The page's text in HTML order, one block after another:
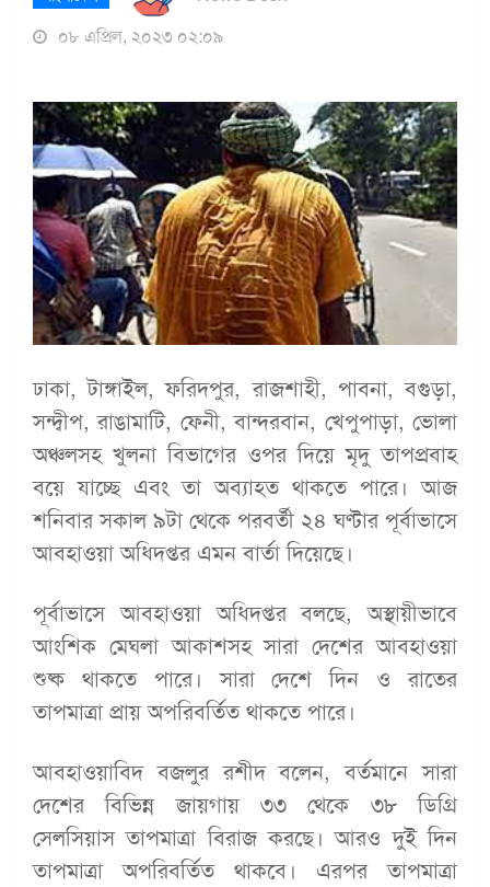
০৮ এপ্রিল, ২০২৩ ০২:০৯
ঢাকা, টাঙ্গাইল, ফরিদপুর, রাজশাহী, পাবনা, বগুড়া,
সন্দ্বীপ, রাঙামাটি, ফেনী, বান্দরবান, খেপুপাড়া, ভোলা
অঞ্চলসহ খুলনা বিভাগের ওপর দিয়ে মৃদু তাপপ্রবাহ
বয়ে যাচ্ছে এবং তা অব্যাহত থাকতে পারে। আজ
শনিবার সকাল ৯টা থেকে পরবর্তী ২৪ ঘণ্টার পূর্বাভাসে
আবহাওয়া অধিদপ্তর এমন বার্তা দিয়েছে।
পূর্বাভাসে আবহাওয়া অধিদপ্তর বলছে, অস্থায়ীভাবে
আংশিক মেঘলা আকাশসহ সারা দেশের আবহাওয়া
শুষ্ক থাকতে পারে। সারা দেশে দিন ও রাতের
তাপমাত্রা প্রায় অপরিবর্তিত থাকতে পারে।
আবহাওয়াবিদ বজলুর রশীদ বলেন, বর্তমানে সারা
দেশের বিভিন্ন জায়গায় ৩৩ থেকে ৩৮ ডিগ্রি
সেলসিয়াস তাপমাত্রা বিরাজ করছে। আরও দুই দিন
তাপমাত্রা অপরিবর্তিত থাকবে। এরপর তাপমাত্রা